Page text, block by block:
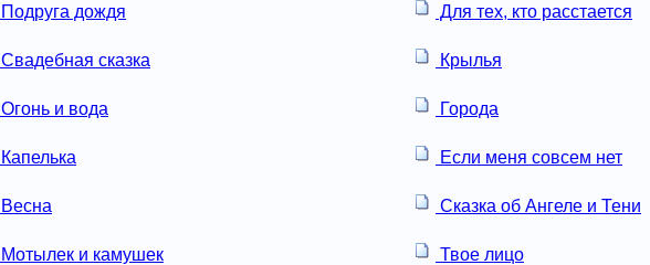
Подруга дождя Для тех, кто расстается
Свадебная сказка Крылья
Огонь и вода Города
Капелька Если меня совсем нет
Весна Сказка об Ангеле и Тени
Мотылек и камушек Твое лицо